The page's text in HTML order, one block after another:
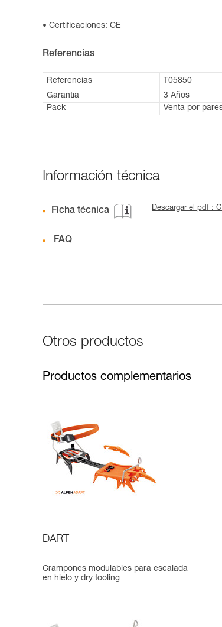
Certificaciones: CE
Referencias
Referencias
T05850
Garantía
3 Años
Pack
Venta por
Información técnica
Ficha técnica Descargar el pdf :
FAQ
Otros productos
Productos complementarios
DART
Crampones modulables para escalada
en hielo y dry tooling